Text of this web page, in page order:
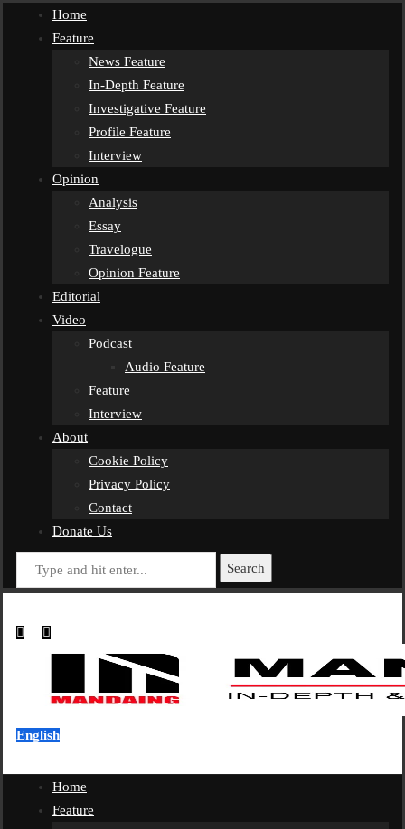
Home
Feature
News Feature
In-Depth Feature
Investigative Feature
Profile Feature
Interview
Opinion
Analysis
Essay
Travelogue
Opinion Feature
Editorial
Video
Podcast
Audio Feature
Feature
Interview
About
Cookie Policy
Privacy Policy
Contact
Donate Us
Search
English
Home
Feature